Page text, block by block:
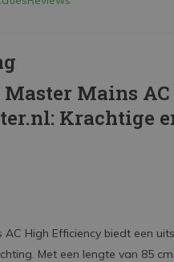
Mains
Krachtige
AC High Efficiency biedt een
Met een lengte van 85